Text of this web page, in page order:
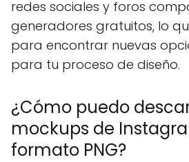
redes sociales y foros
generadores gratuitos, lo
para encontrar nuevas
para tu proceso de diseño.
¿Cómo puedo
mockups de
formato PNG?